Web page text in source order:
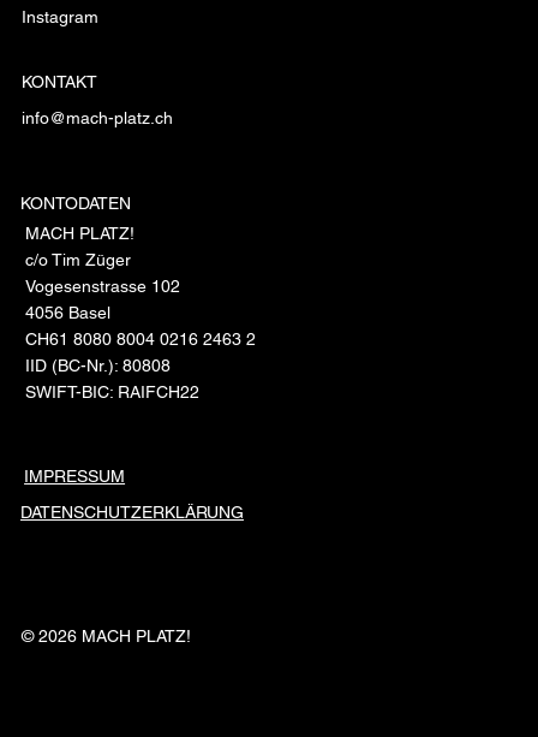
Instagram
KONTAKT
info@mach-platz.ch
KONTODATEN
MACH PLATZ!
c/o Tim Züger
Vogesenstrasse 102
4056 Basel
CH61 8080 8004 0216 2463 2
IID (BC-Nr.): 80808
SWIFT-BIC: RAIFCH22
© 2026 MACH PLATZ!
IMPRESSUM
DATENSCHUTZERKLÄRUNG